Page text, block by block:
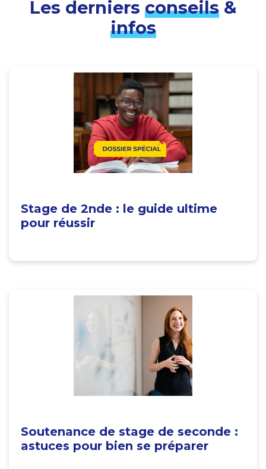
Les derniers conseils&
infos
Stage de 2nde : le guide ultime
pour réussir
Soutenance de stage de seconde :
astuces pour bien se préparer